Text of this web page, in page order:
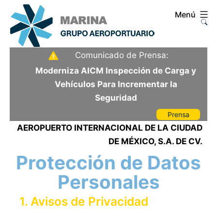
Saltar
al
contenido
Aeropuerto
Internacional
de
Menú
Comunicado de Prensa:
Moderniza AICM Inspección de Carga y
Vehículos Para Incrementar la
Seguridad
Prensa
AEROPUERTO INTERNACIONAL DE LA CIUDAD
DE MÉXICO, S.A. DE CV.
Protección de Datos
Personales
1. Avisos de Privacidad